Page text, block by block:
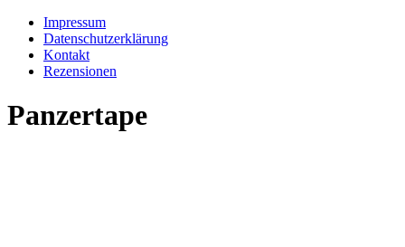
Impressum
Datenschutzerklärung
Kontakt
Rezensionen
Panzertape